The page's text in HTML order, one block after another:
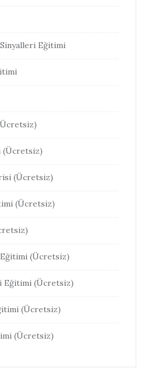
Eğitimi
(Ücretsiz)
(Ücretsiz)
(Ücretsiz)
(Ücretsiz)
Eğitimi (Ücretsiz)
(Ücretsiz)
(Ücretsiz)